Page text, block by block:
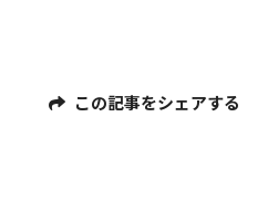
この記事をシェアする